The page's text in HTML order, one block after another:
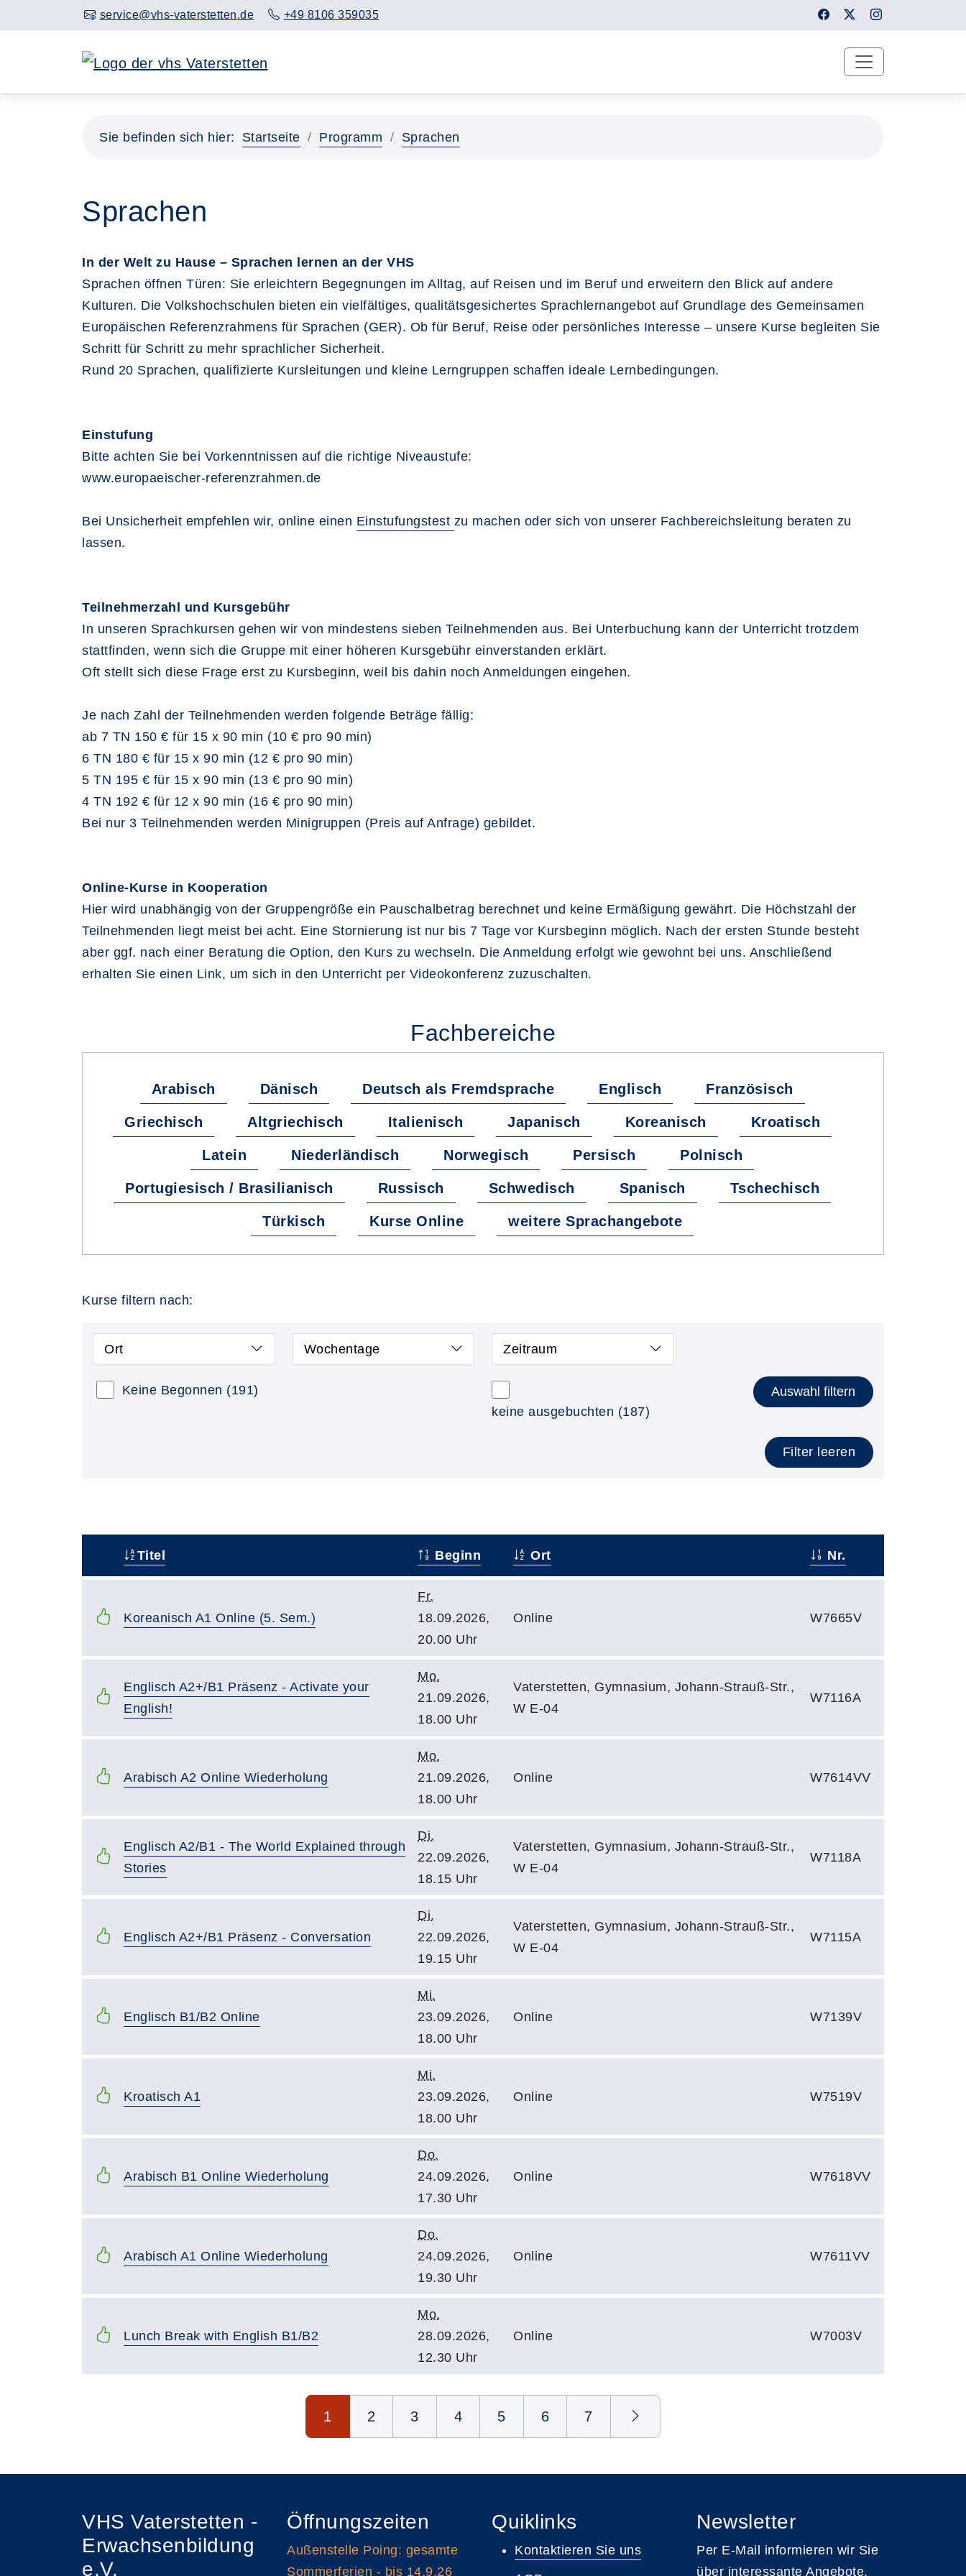
service@vhs-vaterstetten.de +49 8106 359035
Sie befinden sich hier: Startseite Programm Sprachen
Sprachen
In der Welt zu Hause – Sprachen lernen an der VHS
Sprachen öffnen Türen: Sie erleichtern Begegnungen im Alltag, auf Reisen und im Beruf und erweitern den Blick auf andere
Kulturen. Die Volkshochschulen bieten ein vielfältiges, qualitätsgesichertes Sprachlernangebot auf Grundlage des Gemeinsamen
Europäischen Referenzrahmens für Sprachen (GER). Ob für Beruf, Reise oder persönliches Interesse – unsere Kurse begleiten Sie
Schritt für Schritt zu mehr sprachlicher Sicherheit.
Rund 20 Sprachen, qualifizierte Kursleitungen und kleine Lerngruppen schaffen ideale Lernbedingungen.
Einstufung
Bitte achten Sie bei Vorkenntnissen auf die richtige Niveaustufe:
www.europaeischer-referenzrahmen.de
Bei Unsicherheit empfehlen wir, online einen Einstufungstest zu machen oder sich von unserer Fachbereichsleitung beraten zu
lassen.
Teilnehmerzahl und Kursgebühr
In unseren Sprachkursen gehen wir von mindestens sieben Teilnehmenden aus. Bei Unterbuchung kann der Unterricht trotzdem
stattfinden, wenn sich die Gruppe mit einer höheren Kursgebühr einverstanden erklärt.
Oft stellt sich diese Frage erst zu Kursbeginn, weil bis dahin noch Anmeldungen eingehen.
Je nach Zahl der Teilnehmenden werden folgende Beträge fällig:
ab 7 TN 150 € für 15 x 90 min (10 € pro 90 min)
6 TN 180 € für 15 x 90 min (12 € pro 90 min)
5 TN 195 € für 15 x 90 min (13 € pro 90 min)
4 TN 192 € für 12 x 90 min (16 € pro 90 min)
Bei nur 3 Teilnehmenden werden Minigruppen (Preis auf Anfrage) gebildet.
Online-Kurse in Kooperation
Hier wird unabhängig von der Gruppengröße ein Pauschalbetrag berechnet und keine Ermäßigung gewährt. Die Höchstzahl der
Teilnehmenden liegt meist bei acht. Eine Stornierung ist nur bis 7 Tage vor Kursbeginn möglich. Nach der ersten Stunde besteht
aber ggf. nach einer Beratung die Option, den Kurs zu wechseln. Die Anmeldung erfolgt wie gewohnt bei uns. Anschließend
erhalten Sie einen Link, um sich in den Unterricht per Videokonferenz zuzuschalten.
Fachbereiche
Arabisch Dänisch Deutsch als Fremdsprache Englisch Französisch
Griechisch Altgriechisch Italienisch Japanisch Koreanisch Kroatisch
Latein Niederländisch Norwegisch Persisch Polnisch
Portugiesisch / Brasilianisch Russisch Schwedisch Spanisch Tschechisch
Türkisch Kurse Online weitere Sprachangebote
Kurse filtern nach:
Ort Wochentage Zeitraum
Keine Begonnen (191)
keine ausgebuchten (187)
Auswahl filtern
Filter leeren
Titel Beginn Ort Nr.
Koreanisch A1 Online (5. Sem.)
Fr.
18.09.2026,
20.00 Uhr
Online W7665V
Englisch A2+/B1 Präsenz - Activate your
English!
Mo.
21.09.2026,
18.00 Uhr
Vaterstetten, Gymnasium, Johann-Strauß-Str.,
W E-04
W7116A
Arabisch A2 Online Wiederholung
Mo.
21.09.2026,
18.00 Uhr
Online W7614VV
Englisch A2/B1 - The World Explained through
Stories
Di.
22.09.2026,
18.15 Uhr
Vaterstetten, Gymnasium, Johann-Strauß-Str.,
W E-04
W7118A
Englisch A2+/B1 Präsenz - Conversation
Di.
22.09.2026,
19.15 Uhr
Vaterstetten, Gymnasium, Johann-Strauß-Str.,
W E-04
W7115A
Englisch B1/B2 Online
Mi.
23.09.2026,
18.00 Uhr
Online W7139V
Kroatisch A1
Mi.
23.09.2026,
18.00 Uhr
Online W7519V
Arabisch B1 Online Wiederholung
Do.
24.09.2026,
17.30 Uhr
Online W7618VV
Arabisch A1 Online Wiederholung
Do.
24.09.2026,
19.30 Uhr
Online W7611VV
Lunch Break with English B1/B2
Mo.
28.09.2026,
12.30 Uhr
Online W7003V
1 2 3 4 5 6 7
VHS Vaterstetten -
Erwachsenbildung
e.V.
Öffnungszeiten
Außenstelle Poing: gesamte
Sommerferien - bis 14.9.26
Quiklinks
Kontaktieren Sie uns
Newsletter
Per E-Mail informieren wir Sie
über interessante Angebote.